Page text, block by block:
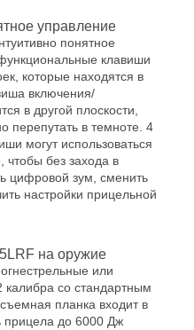
управление
понятное
клавиши
которые находятся в
включения/
в другой плоскости,
перепутать в темноте. 4
могут использоваться
чтобы без захода в
цифровой зум, сменить
настройки прицельной
на оружие
или
калибра со стандартным
планка входит в
прицела до 6000 Дж